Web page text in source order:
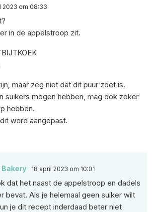
2023 om 08:33
in de appelstroop zit.
maar zeg niet dat dit puur zoet is.
suikers mogen hebben, mag ook zeker
hebben.
word aangepast.
18 april 2023 om 10:01
dat het naast de appelstroop en dadels
bevat. Als je helemaal geen suiker wilt
je dit recept inderdaad beter niet